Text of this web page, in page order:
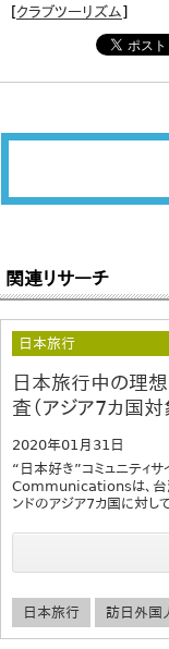
[クラブツーリズム]
関連リサーチ
日本旅行
日本旅行中の理
査（アジア7カ国対
2020年01月31日
“日本好き”コミュニティ
Communicationsは、台湾
ンドのアジア7カ国に対
日本旅行 訪日外国